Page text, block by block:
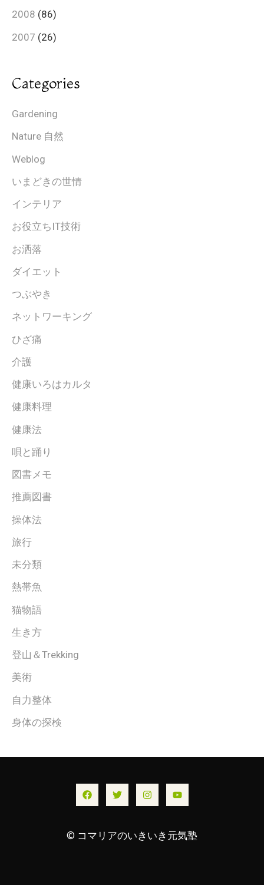
2008 (86)
2007 (26)
Categories
Gardening
Nature 自然
Weblog
いまどきの世情
インテリア
お役立ちIT技術
お洒落
ダイエット
つぶやき
ネットワーキング
ひざ痛
介護
健康いろはカルタ
健康料理
健康法
唄と踊り
図書メモ
推薦図書
操体法
旅行
未分類
熱帯魚
猫物語
生き方
登山＆Trekking
美術
自力整体
身体の探検
© コマリアのいきいき元気塾